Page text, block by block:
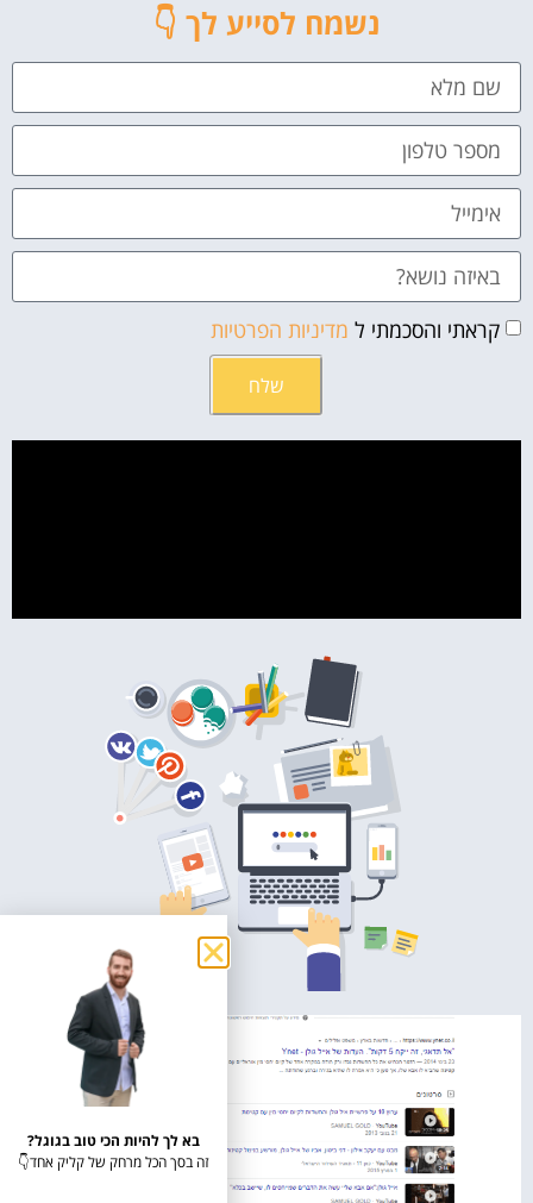
נשמח לסייע לך 👇
קראתי והסכמתי ל מדיניות הפרטיות
שלח
בא לך להיות הכי טוב בגוגל?
זה בסך הכל מרחק של קליק אחד👇